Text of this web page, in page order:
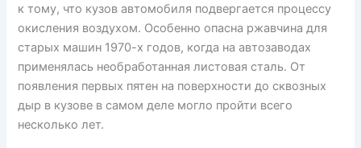
к тому, что кузов автомобиля подвергается процессу
окисления воздухом. Особенно опасна ржавчина для
старых машин 1970-х годов, когда на автозаводах
применялась необработанная листовая сталь. От
появления первых пятен на поверхности до сквозных
дыр в кузове в самом деле могло пройти всего
несколько лет.